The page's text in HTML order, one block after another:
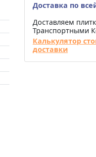
Доставка по
Доставляем
Транспортными
Калькулятор
доставки